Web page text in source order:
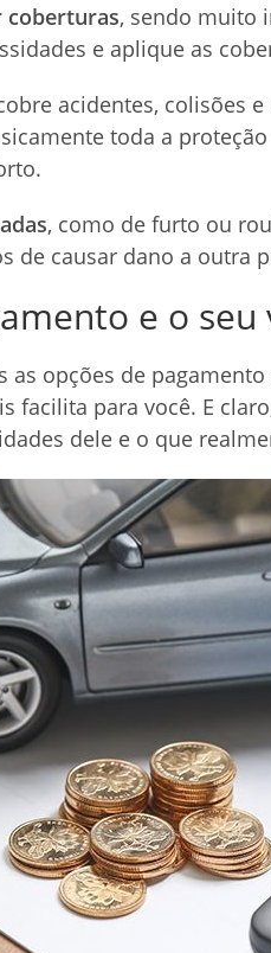
coberturas, sendo muito
e aplique as
acidentes, colisões
toda a
, como de furto ou
de causar dano a outra
e o seu
opções de
facilita para você. E
dele e o que